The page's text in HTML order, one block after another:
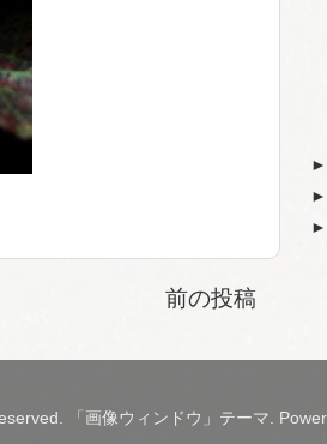
前の投稿
►
►
►
「画像ウィンドウ」テーマ.